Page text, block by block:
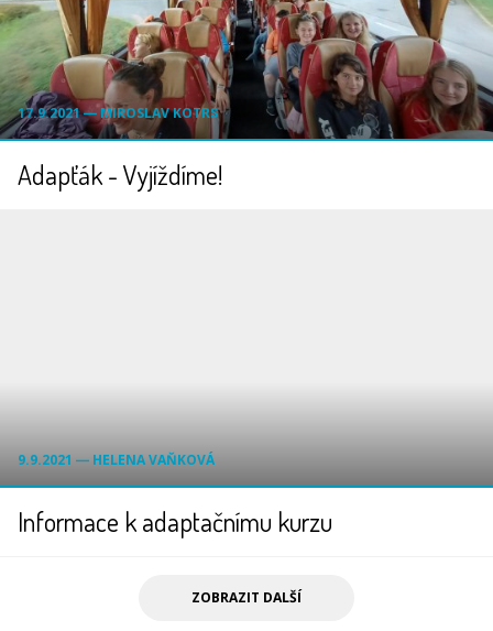
17.9.2021 ― MIROSLAV KOTRS
Adapťák - Vyjíždíme!
9.9.2021 ― HELENA VAŇKOVÁ
Informace k adaptačnímu kurzu
ZOBRAZIT DALŠÍ